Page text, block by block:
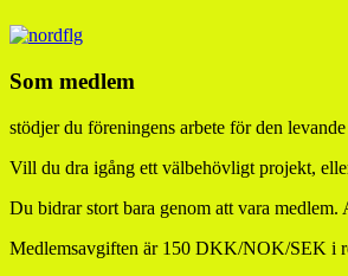
Som medlem
stödjer du föreningens arbete för den
Vill du dra igång ett välbehövligt projekt,
Du bidrar stort bara genom att vara
Medlemsavgiften är 150 DKK/NOK/SEK i